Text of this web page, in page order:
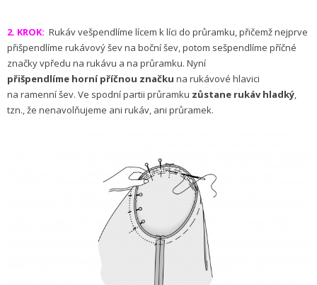
2. KROK: Rukáv vešpendlíme lícem k líci do průramku, přičemž nejprve
přišpendlíme rukávový šev na boční šev, potom sešpendlíme příčné
značky vpředu na rukávu a na průramku. Nyní
přišpendlíme horní příčnou značku na rukávové hlavici
na ramenní šev. Ve spodní partii průramku zůstane rukáv hladký,
tzn., že nenavolňujeme ani rukáv, ani průramek.